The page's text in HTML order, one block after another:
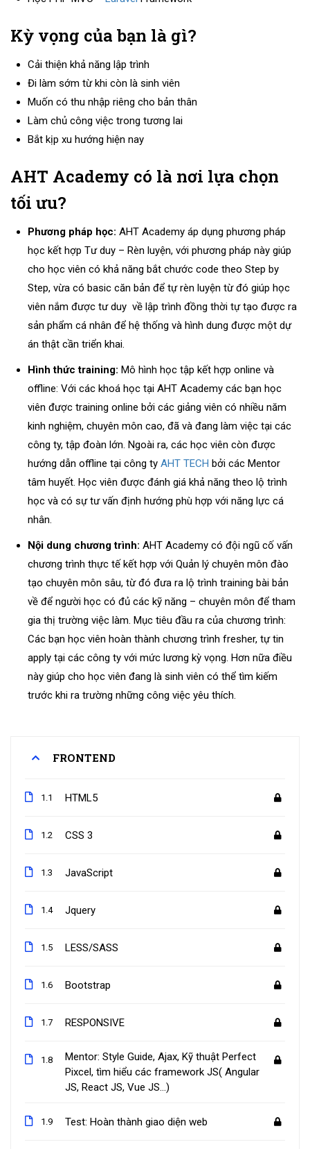
Kỳ vọng của bạn là gì?
Cải thiện khả năng lập trình
Đi làm sớm từ khi còn là sinh viên
Muốn có thu nhập riêng cho bản thân
Làm chủ công việc trong tương lai
Bắt kịp xu hướng hiện nay
AHT Academy có là nơi lựa chọn
tối ưu?
Phương pháp học: AHT Academy áp dụng phương pháp
học kết hợp Tư duy – Rèn luyện, với phương pháp này giúp
cho học viên có khả năng bắt chước code theo Step by
Step, vừa có basic căn bản để tự rèn luyện từ đó giúp học
viên nắm được tư duy về lập trình đồng thời tự tạo được ra
sản phẩm cá nhân để hệ thống và hình dung được một dự
án thật cần triển khai.
Hình thức training: Mô hình học tập kết hợp online và
offline: Với các khoá học tại AHT Academy các bạn học
viên được training online bởi các giảng viên có nhiều năm
kinh nghiệm, chuyên môn cao, đã và đang làm việc tại các
công ty, tập đoàn lớn. Ngoài ra, các học viên còn được
hướng dẫn offline tại công ty AHT TECH bởi các Mentor
tâm huyết. Học viên được đánh giá khả năng theo lộ trình
học và có sự tư vấn định hướng phù hợp với năng lực cá
nhân.
Nội dung chương trình: AHT Academy có đội ngũ cố vấn
chương trình thực tế kết hợp với Quản lý chuyên môn đào
tạo chuyên môn sâu, từ đó đưa ra lộ trình training bài bản
về để người học có đủ các kỹ năng – chuyên môn để tham
gia thị trường việc làm. Mục tiêu đầu ra của chương trình:
Các bạn học viên hoàn thành chương trình fresher, tự tin
apply tại các công ty với mức lương kỳ vọng. Hơn nữa điều
này giúp cho học viên đang là sinh viên có thể tìm kiếm
trước khi ra trường những công việc yêu thích.
FRONTEND
1.1 HTML5
1.2 CSS 3
1.3 JavaScript
1.4 Jquery
1.5 LESS/SASS
1.6 Bootstrap
1.7 RESPONSIVE
1.8
Mentor: Style Guide, Ajax, Kỹ thuật Perfect
Pixcel, tìm hiểu các framework JS( Angular
JS, React JS, Vue JS…)
1.9 Test: Hoàn thành giao diện web